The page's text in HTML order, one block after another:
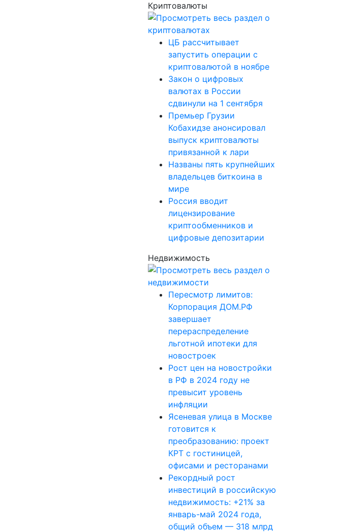
Криптовалюты
ЦБ рассчитывает
запустить операции с
криптовалютой в ноябре
Закон о цифровых
валютах в России
сдвинули на 1 сентября
Премьер Грузии
Кобахидзе анонсировал
выпуск криптовалюты
привязанной к лари
Названы пять крупнейших
владельцев биткоина в
мире
Россия вводит
лицензирование
криптообменников и
цифровые депозитарии
Недвижимость
Пересмотр лимитов:
Корпорация ДОМ.РФ
завершает
перераспределение
льготной ипотеки для
новостроек
Рост цен на новостройки
в РФ в 2024 году не
превысит уровень
инфляции
Ясеневая улица в Москве
готовится к
преобразованию: проект
КРТ с гостиницей,
офисами и ресторанами
Рекордный рост
инвестиций в российскую
недвижимость: +21% за
январь-май 2024 года,
общий объем — 318 млрд